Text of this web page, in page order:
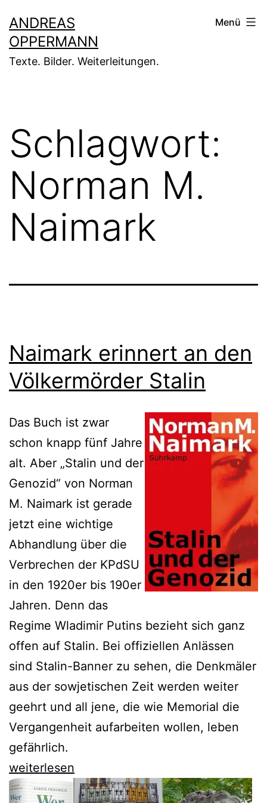
Inhalt
springen
ANDREAS
OPPERMANN
Texte. Bilder. Weiterleitungen.
Menü
Schlagwort:
Norman M.
Naimark
Naimark erinnert an den
Völkermörder Stalin
Das Buch ist zwar
schon knapp fünf Jahre
alt. Aber „Stalin und der
Genozid“ von Norman
M. Naimark ist gerade
jetzt eine wichtige
Abhandlung über die
Verbrechen der KPdSU
in den 1920er bis 190er
Jahren. Denn das
Regime Wladimir Putins bezieht sich ganz
offen auf Stalin. Bei offiziellen Anlässen
sind Stalin-Banner zu sehen, die Denkmäler
aus der sowjetischen Zeit werden weiter
geehrt und all jene, die wie Memorial die
Vergangenheit aufarbeiten wollen, leben
gefährlich.
Naimark
erinnert
weiterlesen